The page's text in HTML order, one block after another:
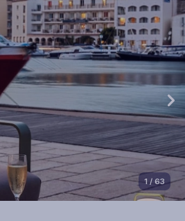
product image at a time. Use the
1 / 63